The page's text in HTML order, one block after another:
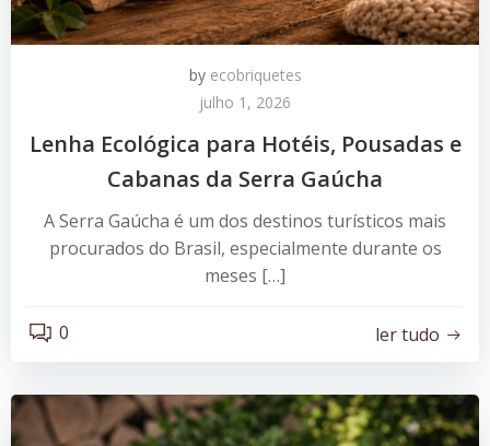
by ecobriquetes
julho 1, 2026
Lenha Ecológica para Hotéis, Pousadas e
Cabanas da Serra Gaúcha
A Serra Gaúcha é um dos destinos turísticos mais
procurados do Brasil, especialmente durante os
meses […]
0 ler tudo